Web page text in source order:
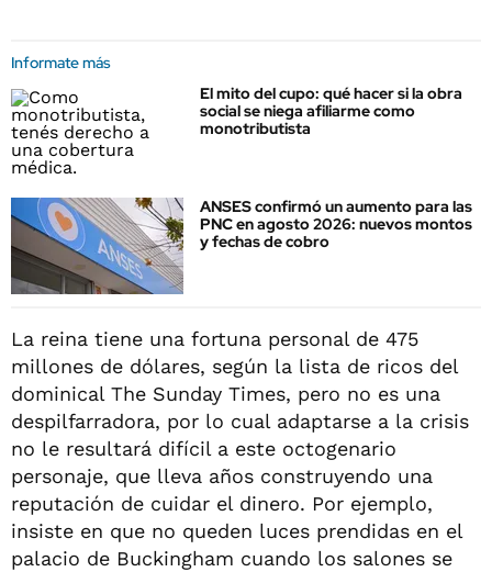
Informate más
El mito del cupo: qué hacer si la obra
social se niega afiliarme como
monotributista
ANSES confirmó un aumento para las
PNC en agosto 2026: nuevos montos
y fechas de cobro
La reina tiene una fortuna personal de 475
millones de dólares, según la lista de ricos del
dominical The Sunday Times, pero no es una
despilfarradora, por lo cual adaptarse a la crisis
no le resultará difícil a este octogenario
personaje, que lleva años construyendo una
reputación de cuidar el dinero. Por ejemplo,
insiste en que no queden luces prendidas en el
palacio de Buckingham cuando los salones se